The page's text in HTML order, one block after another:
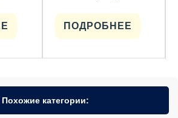
ПОДРОБНЕЕ
Похожие категории: